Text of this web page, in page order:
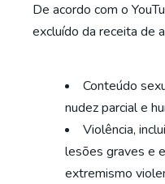
De acordo com o
excluído da receita de
Conteúdo
nudez parcial e
Violência,
lesões graves e
extremismo